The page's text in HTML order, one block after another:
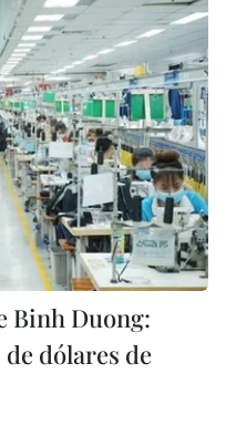
Binh Duong:
dólares de